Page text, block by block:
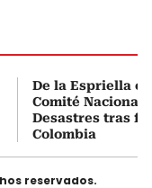
De la Espriella
Comité Nacional
Desastres tras
Colombia
reservados.